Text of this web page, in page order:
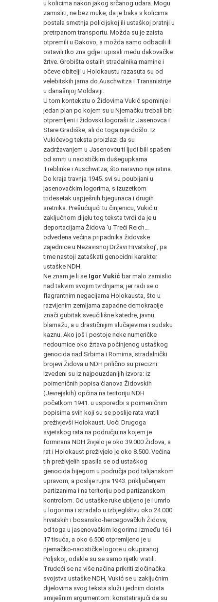
u kolicima nakon jakog srčanog udara. Mogu
zamisliti, ne bez muke, da je baka s kolicima
postala smetnja policijskoj ili ustaškoj pratnji u
pretrpanom transportu. Možda su je zaista
otpremili u Đakovo, a možda samo odbacili ili
ostavili tko zna gdje i upisali među đakovačke
žrtve. Grobišta ostalih stradalnika mamine i
očeve obitelji u Holokaustu razasuta su od
velebitskih jama do Auschwitza i Transnistrije
u današnjoj Moldaviji.
U tom kontekstu o Židovima Vukić spominje i
jedan plan po kojem su u Njemačku trebali biti
otpremljeni i židovski logoraši iz Jasenovca i
Stare Gradiške, ali do toga nije došlo. Iz
Vukićevog teksta proizlazi da su
zadržavanjem u Jasenovcu ti ljudi bili spašeni
od smrti u nacističkim dušegupkama
Treblinke i Auschwitza, što naravno nije istina.
Do kraja travnja 1945. svi su poubijani u
jasenovačkim logorima, s izuzetkom
tridesetak uspješnih bjegunaca i drugih
sretnika. Prešućujući tu činjenicu, Vukić u
zaključnom dijelu tog teksta tvrdi da je u
deportacijama Židova ‘u Treći Reich…
odvedena većina pripadnika židovske
zajednice u Nezavisnoj Državi Hrvatskoj’, pa
time nastoji zataškati genocidni karakter
ustaške NDH
Ne znam je li se Igor Vukić bar malo zamislio
nad takvim svojim tvrdnjama, jer radi se o
flagrantnim negacijama Holokausta, što u
razvijenim zemljama zapadne demokracije
znači gubitak sveučilišne katedre, javnu
blamažu, a u drastičnijim slučajevima i sudsku
kaznu. Ako još i postoje neke numeričke
nedoumice oko žrtava počinjenog ustaškog
genocida nad Srbima i Romima, stradalnički
brojevi Židova u NDH prilično su precizni.
Izvedeni su iz najpouzdanijih izvora: iz
poimeničnih popisa članova Židovskih
(Jevrejskih) općina na teritoriju NDH
početkom 1941. u usporedbi s poimeničnim
popisima svih koji su se poslije rata vratili
preživjevši Holokaust. Uoči Drugoga
svjetskog rata na području na kojem je
formirana NDH živjelo je oko 39.000 Židova, a
rat i Holokaust preživjelo je oko 8.500. Većina
tih preživjelih spasila se od ustaškog
genocida bijegom u područja pod talijanskom
upravom, a poslije rujna 1943. priključenjem
partizanima i na teritoriju pod partizanskom
kontrolom. Od ustaške ruke ubijeno je i umrlo
u logorima i stradalo u izbjeglištvu oko 24.000
hrvatskih i bosansko-hercegovačkih Židova,
od toga u jasenovačkim logorima između 16 i
17 tisuća, a oko 6.500 otpremljeno je u
njemačko-nacističke logore u okupiranoj
Poljskoj, odakle su se samo rijetki vratili.
Trudeći se na više načina prikriti zločinačka
svojstva ustaške NDH , Vukić se u zaključnim
dijelovima svog teksta služi i jednim doista
smiješnim argumentom: konstatirajući da su